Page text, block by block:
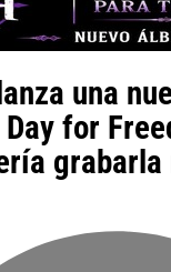
una
for